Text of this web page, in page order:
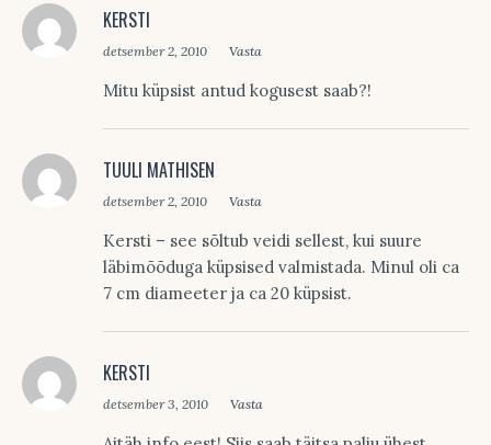
KERSTI
detsember 2, 2010 Vasta
Mitu küpsist antud kogusest saab?!
TUULI MATHISEN
detsember 2, 2010 Vasta
Kersti – see sõltub veidi sellest, kui suure
läbimõõduga küpsised valmistada. Minul oli ca
7 cm diameeter ja ca 20 küpsist.
KERSTI
detsember 3, 2010 Vasta